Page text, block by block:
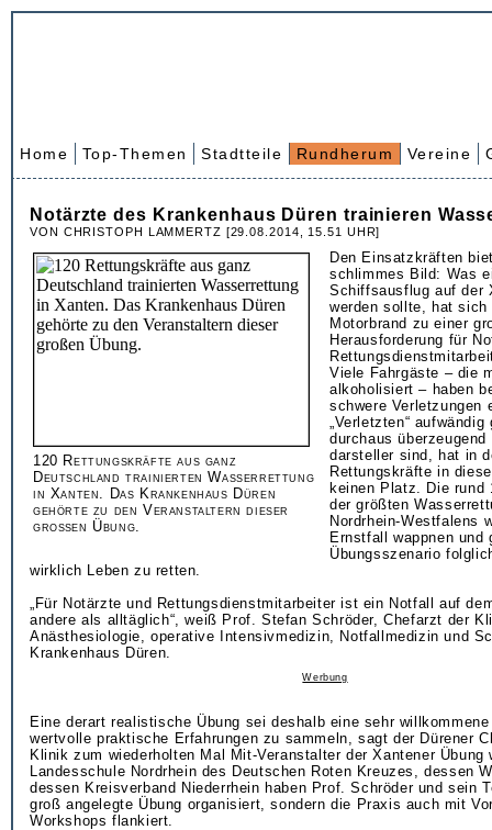
Home Top-Themen Stadtteile Rundherum Vereine
Notärzte des Krankenhaus Düren trainieren
VON CHRISTOPH LAMMERTZ [29.08.2014, 15.51 UHR]
120 Rettungskräfte aus ganz
Deutschland trainierten Wasserrettung
in Xanten. Das Krankenhaus Düren
gehörte zu den Veranstaltern dieser
großen Übung.
Den Einsatzkräften
schlimmes Bild: Was
Schiffsausflug auf der
werden sollte, hat sich
Motorbrand zu einer
Herausforderung für
Viele Fahrgäste – die
alkoholisiert – haben
schwere Verletzungen
„Verletzten“
durchaus
darsteller sind, hat in
Rettungskräfte in
keinen Platz. Die rund
der größten
Nordrhein-Westfalens
Ernstfall wappnen und
Übungsszenario
wirklich Leben zu retten.
„Für Notärzte und Rettungsdienstmitarbeiter ist ein Notfall auf
andere als alltäglich“, weiß Prof. Stefan Schröder, Chefarzt der
Anästhesiologie, operative Intensivmedizin, Notfallmedizin und
Krankenhaus Düren.
Werbung
Eine derart realistische Übung sei deshalb eine sehr
wertvolle praktische Erfahrungen zu sammeln, sagt der Dürener
Klinik zum wiederholten Mal Mit-Veranstalter der Xantener Übung
Landesschule Nordrhein des Deutschen Roten Kreuzes, dessen
dessen Kreisverband Niederrhein haben Prof. Schröder und sein
groß angelegte Übung organisiert, sondern die Praxis auch mit
Workshops flankiert.